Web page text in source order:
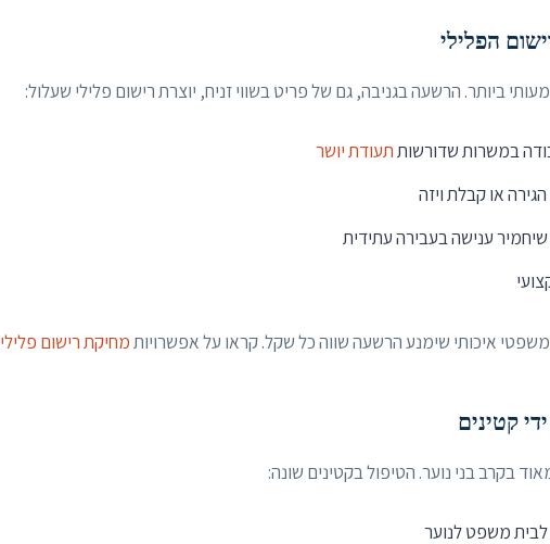
הפלילי
ביותר. הרשעה בגניבה, גם של פריט בשווי זניח, יוצרת רישום פלילי שעלול:
במשרות שדורשותתעודת יושר
או קבלת ויזה
שיחמיר ענישה בעבירה עתידית
איכותי שימנע הרשעה שווה כל שקל. קראו על אפשרויותמחיקת רישום פלילי
קטינים
בקרב בני נוער. הטיפול בקטינים שונה:
לבית משפט לנוער